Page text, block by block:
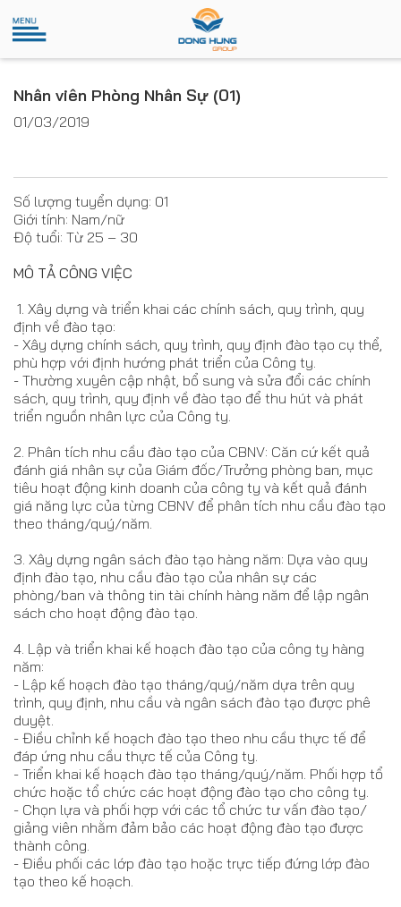
Nhân viên Phòng Nhân Sự (01)
01/03/2019
Số lượng tuyển dụng: 01
Giới tính: Nam/nữ
Độ tuổi: Từ 25 – 30
MÔ TẢ CÔNG VIỆC
1. Xây dựng và triển khai các chính sách, quy trình, quy
định về đào tạo:
- Xây dựng chính sách, quy trình, quy định đào tạo cụ thể,
phù hợp với định hướng phát triển của Công ty.
- Thường xuyên cập nhật, bổ sung và sửa đổi các chính
sách, quy trình, quy định về đào tạo để thu hút và phát
triển nguồn nhân lực của Công ty.
2. Phân tích nhu cầu đào tạo của CBNV: Căn cứ kết quả
đánh giá nhân sự của Giám đốc/Trưởng phòng ban, mục
tiêu hoạt động kinh doanh của công ty và kết quả đánh
giá năng lực của từng CBNV để phân tích nhu cầu đào tạo
theo tháng/quý/năm.
3. Xây dựng ngân sách đào tạo hàng năm: Dựa vào quy
định đào tạo, nhu cầu đào tạo của nhân sự các
phòng/ban và thông tin tài chính hàng năm để lập ngân
sách cho hoạt động đào tạo.
4. Lập và triển khai kế hoạch đào tạo của công ty hàng
năm:
- Lập kế hoạch đào tạo tháng/quý/năm dựa trên quy
trình, quy định, nhu cầu và ngân sách đào tạo được phê
duyệt.
- Điều chỉnh kế hoạch đào tạo theo nhu cầu thực tế để
đáp ứng nhu cầu thực tế của Công ty.
- Triển khai kế hoạch đào tạo tháng/quý/năm. Phối hợp tổ
chức hoặc tổ chức các hoạt động đào tạo cho công ty.
- Chọn lựa và phối hợp với các tổ chức tư vấn đào tạo/
giảng viên nhằm đảm bảo các hoạt động đào tạo được
thành công.
- Điều phối các lớp đào tạo hoặc trực tiếp đứng lớp đào
tạo theo kế hoạch.